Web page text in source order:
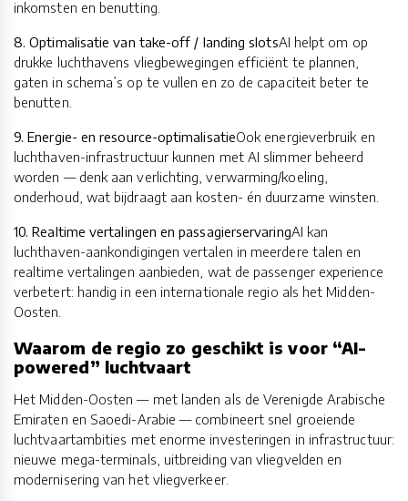
inkomsten en benutting.
8. Optimalisatie van take-off / landing slotsAI helpt om op
drukke luchthavens vliegbewegingen efficiënt te plannen,
gaten in schema’s op te vullen en zo de capaciteit beter te
benutten.
9. Energie- en resource-optimalisatieOok energieverbruik en
luchthaven-infrastructuur kunnen met AI slimmer beheerd
worden — denk aan verlichting, verwarming/koeling,
onderhoud, wat bijdraagt aan kosten- én duurzame winsten.
10. Realtime vertalingen en passagierservaringAI kan
luchthaven-aankondigingen vertalen in meerdere talen en
realtime vertalingen aanbieden, wat de passenger experience
verbetert: handig in een internationale regio als het Midden-
Oosten.
Waarom de regio zo geschikt is voor “AI-
powered” luchtvaart
Het Midden-Oosten — met landen als de Verenigde Arabische
Emiraten en Saoedi-Arabie — combineert snel groeiende
luchtvaartambities met enorme investeringen in infrastructuur:
nieuwe mega-terminals, uitbreiding van vliegvelden en
modernisering van het vliegverkeer.